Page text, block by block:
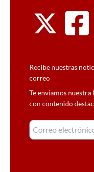
Recibe nuestras
correo
Te enviamos
con contenido